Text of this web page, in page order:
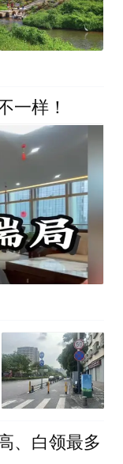
一样！
、白领最多